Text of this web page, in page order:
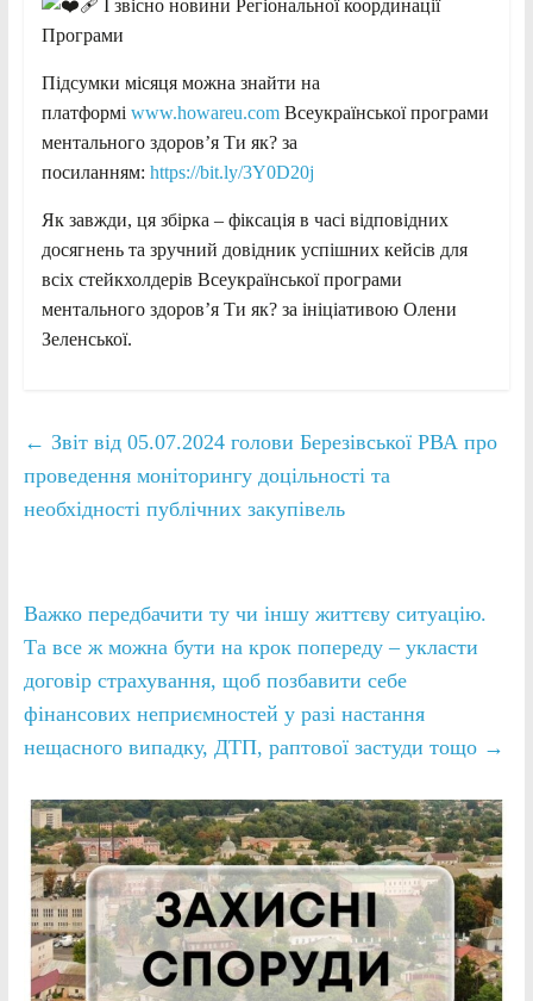
І звісно новини Регіональної координації
Програми
Підсумки місяця можна знайти на
платформі www.howareu.comВсеукраїнської програми
ментального здоров’я Ти як? за
посиланням: https://bit.ly/3Y0D20j
Як завжди, ця збірка – фіксація в часі відповідних
досягнень та зручний довідник успішних кейсів для
всіх стейкхолдерів Всеукраїнської програми
ментального здоров’я Ти як? за ініціативою Олени
Зеленської.
← Звіт від 05.07.2024 голови Березівської РВА про
проведення моніторингу доцільності та
необхідності публічних закупівель
Важко передбачити ту чи іншу життєву ситуацію.
Та все ж можна бути на крок попереду – укласти
договір страхування, щоб позбавити себе
фінансових неприємностей у разі настання
нещасного випадку, ДТП, раптової застуди тощо →